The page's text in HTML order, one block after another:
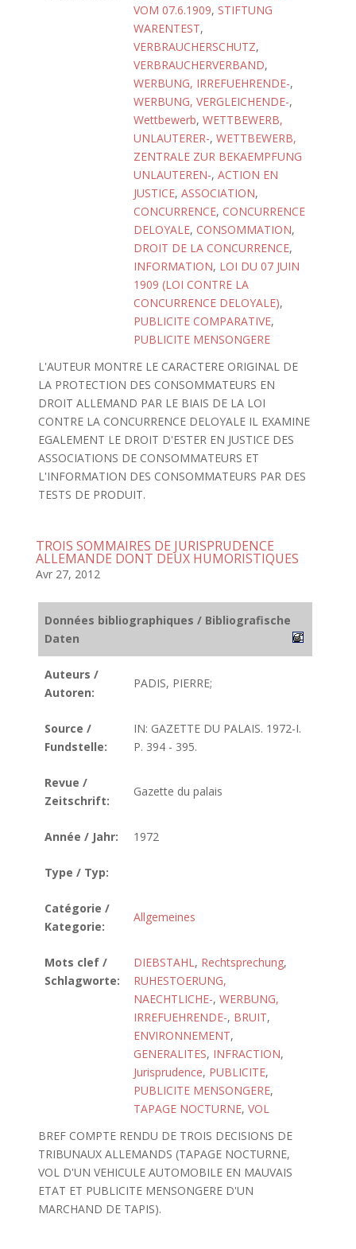
VOM 07.6.1909, STIFTUNG
WARENTEST,
VERBRAUCHERSCHUTZ,
VERBRAUCHERVERBAND,
WERBUNG, IRREFUEHRENDE-,
WERBUNG, VERGLEICHENDE-,
Wettbewerb, WETTBEWERB,
UNLAUTERER-, WETTBEWERB,
ZENTRALE ZUR BEKAEMPFUNG
UNLAUTEREN-, ACTION EN
JUSTICE, ASSOCIATION,
CONCURRENCE, CONCURRENCE
DELOYALE, CONSOMMATION,
DROIT DE LA CONCURRENCE,
INFORMATION, LOI DU 07 JUIN
1909 (LOI CONTRE LA
CONCURRENCE DELOYALE),
PUBLICITE COMPARATIVE,
PUBLICITE MENSONGERE
L'AUTEUR MONTRE LE CARACTERE ORIGINAL DE
LA PROTECTION DES CONSOMMATEURS EN
DROIT ALLEMAND PAR LE BIAIS DE LA LOI
CONTRE LA CONCURRENCE DELOYALE IL EXAMINE
EGALEMENT LE DROIT D'ESTER EN JUSTICE DES
ASSOCIATIONS DE CONSOMMATEURS ET
L'INFORMATION DES CONSOMMATEURS PAR DES
TESTS DE PRODUIT.
TROIS SOMMAIRES DE JURISPRUDENCE
ALLEMANDE DONT DEUX HUMORISTIQUES
Avr 27, 2012
Données bibliographiques / Bibliografische
Daten
Auteurs /
Autoren:
PADIS, PIERRE;
Source /
Fundstelle:
IN: GAZETTE DU PALAIS. 1972-I.
P. 394 - 395.
Revue /
Zeitschrift:
Gazette du palais
Année / Jahr: 1972
Type / Typ:
Catégorie /
Kategorie:
Allgemeines
Mots clef /
Schlagworte:
DIEBSTAHL, Rechtsprechung,
RUHESTOERUNG,
NAECHTLICHE-, WERBUNG,
IRREFUEHRENDE-, BRUIT,
ENVIRONNEMENT,
GENERALITES, INFRACTION,
Jurisprudence, PUBLICITE,
PUBLICITE MENSONGERE,
TAPAGE NOCTURNE, VOL
BREF COMPTE RENDU DE TROIS DECISIONS DE
TRIBUNAUX ALLEMANDS (TAPAGE NOCTURNE,
VOL D'UN VEHICULE AUTOMOBILE EN MAUVAIS
ETAT ET PUBLICITE MENSONGERE D'UN
MARCHAND DE TAPIS).